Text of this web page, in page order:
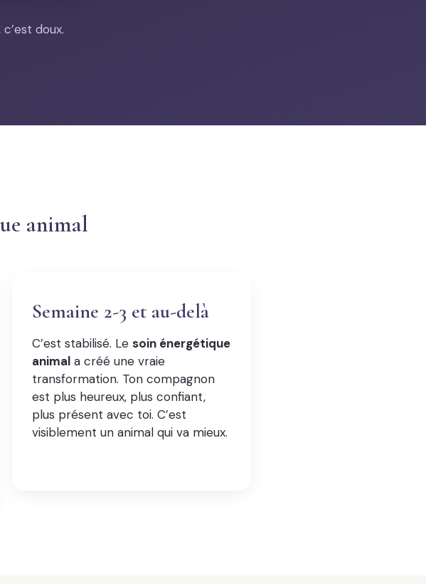
doux.
animal
Semaine 2-3 et au-delà
C’est stabilisé. Le soin énergétique
animala créé une vraie
transformation. Ton compagnon
est plus heureux, plus confiant,
plus présent avec toi. C’est
visiblement un animal qui va mieux.